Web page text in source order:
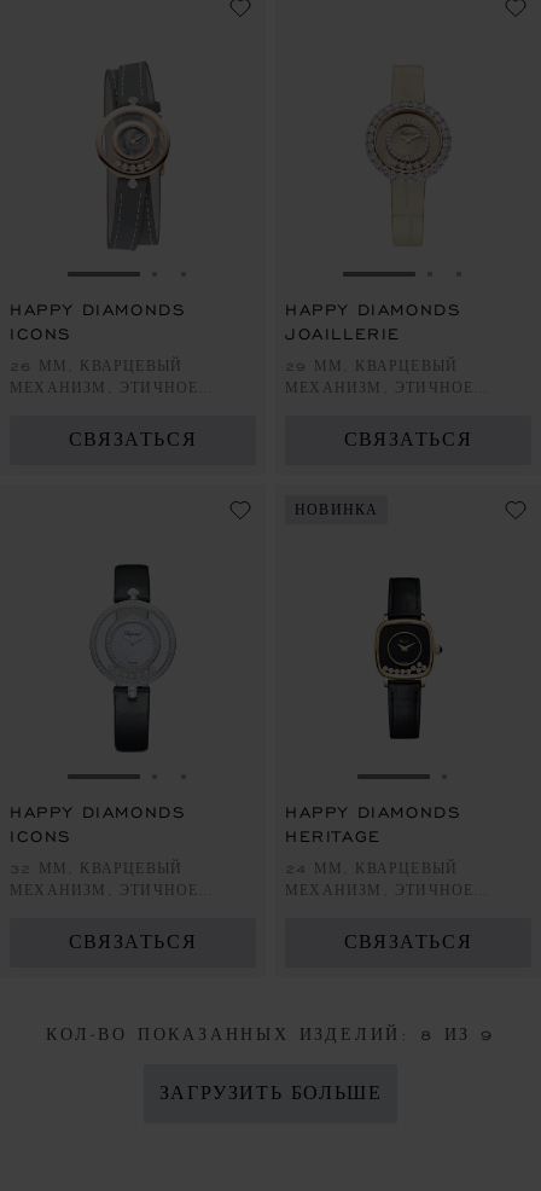
ПЕРЕЙТИ К СЛАЙДУ 1
ПЕРЕЙТИ К СЛАЙДУ 2
ПЕРЕЙТИ К СЛАЙДУ 3
HAPPY DIAMONDS
ICONS
26 ММ, КВАРЦЕВЫЙ
МЕХАНИЗМ, ЭТИЧНОЕ
БРИЛЛИАНТЫСВЯЗАТЬСЯ
ПЕРЕЙТИ К
HAPPY DIAMONDS
JOAILLERIE
29 ММ, КВАРЦЕВЫЙ
МЕХАНИЗМ, ЭТИЧНОЕ
БРИЛЛИАНТЫСВЯЗАТЬСЯ
ПЕРЕЙТИ К СЛАЙДУ 1
ПЕРЕЙТИ К СЛАЙДУ 2
ПЕРЕЙТИ К СЛАЙДУ 3
HAPPY DIAMONDS
ICONS
32 ММ, КВАРЦЕВЫЙ
МЕХАНИЗМ, ЭТИЧНОЕ
БРИЛЛИАНТЫСВЯЗАТЬСЯ
НОВИНКА
ПЕРЕЙТИ К
HAPPY DIAMONDS
HERITAGE
24 ММ, КВАРЦЕВЫЙ
МЕХАНИЗМ, ЭТИЧНОЕ
БРИЛЛИАНТЫСВЯЗАТЬСЯ
КОЛ-ВО ПОКАЗАННЫХ ИЗДЕЛИЙ: 8 ИЗ 9
ЗАГРУЗИТЬ БОЛЬШЕ